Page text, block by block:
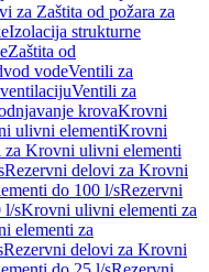
za Zaštita od požara za
Izolacija strukturne
Zaštita od
vodeVentili za
Ventili za
krovaKrovni
ulivni elementiKrovni
za Krovni ulivni elementi
Rezervni delovi za Krovni
do 100 l/sRezervni
l/sKrovni ulivni elementi za
elementi za
Rezervni delovi za Krovni